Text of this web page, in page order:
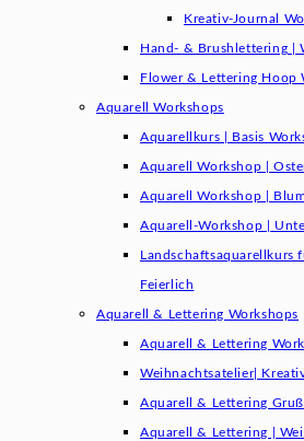
Kreativ-Journal
Hand- & Brushlettering |
Flower & Lettering Hoop
Aquarell Workshops
Aquarellkurs | Basis
Aquarell Workshop |
Aquarell Workshop |
Aquarell-Workshop |
Landschaftsaquarellkurs
Feierlich
Aquarell & Lettering Workshops
Aquarell & Lettering
Weihnachtsatelier|
Aquarell & Lettering
Aquarell & Lettering |